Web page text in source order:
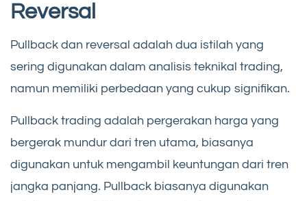
Reversal
Pullback dan reversal adalah dua istilah yang
sering digunakan dalam analisis teknikal trading,
namun memiliki perbedaan yang cukup signifikan.
Pullback trading adalah pergerakan harga yang
bergerak mundur dari tren utama, biasanya
digunakan untuk mengambil keuntungan dari tren
jangka panjang. Pullback biasanya digunakan